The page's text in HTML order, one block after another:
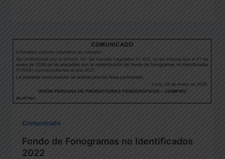
Comunicado
Fondo de Fonogramas no Identificados
2022